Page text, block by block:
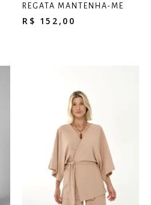
REGATA MANTENHA-ME
R$ 152,00